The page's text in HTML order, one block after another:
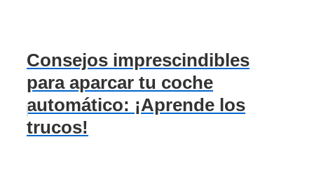
Consejos imprescindibles
para aparcar tu coche
automático: ¡Aprende los
trucos!